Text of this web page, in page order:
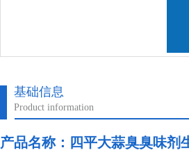
基础信息
Product information
产品名称： 四平大蒜臭臭味剂